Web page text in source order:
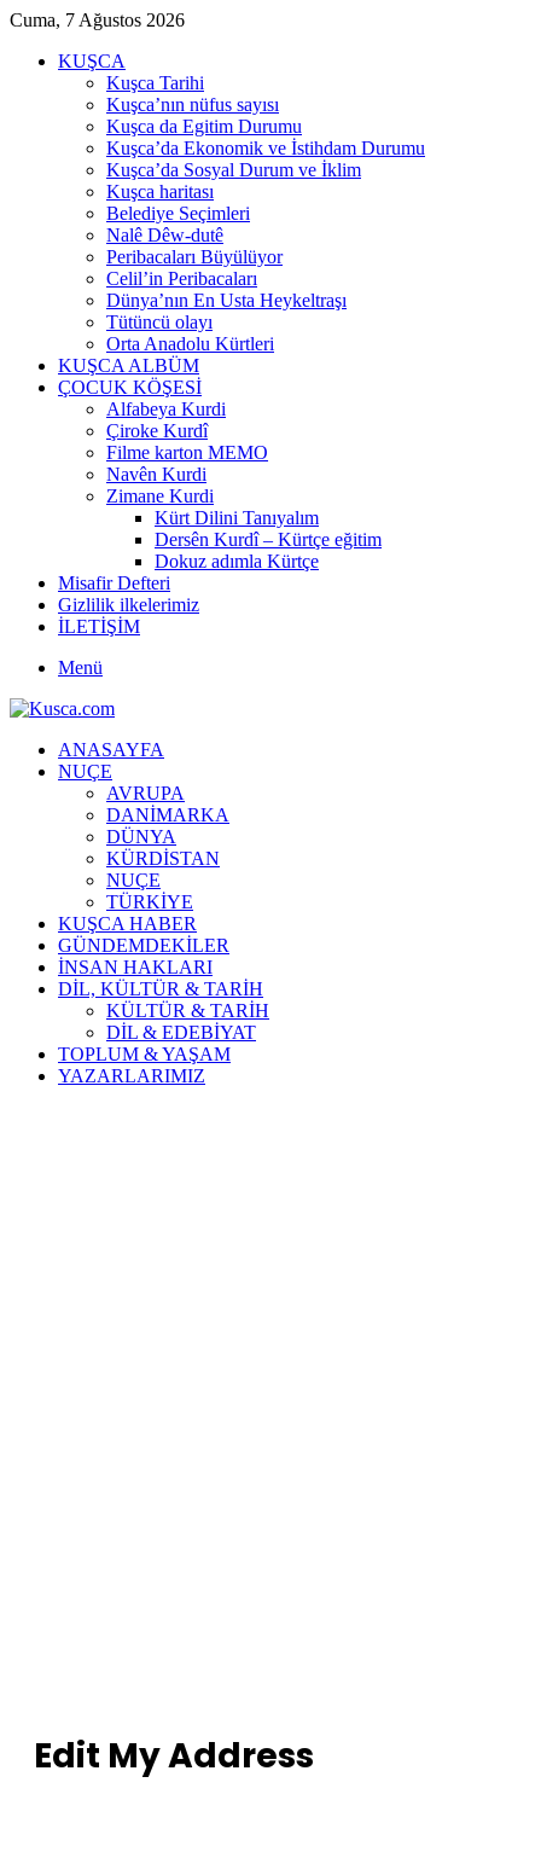
Cuma, 7 Ağustos 2026
KUŞCA
Kuşca Tarihi
Kuşca’nın nüfus sayısı
Kuşca da Egitim Durumu
Kuşca’da Ekonomik ve İstihdam Durumu
Kuşca’da Sosyal Durum ve İklim
Kuşca haritası
Belediye Seçimleri
Nalê Dêw-dutê
Peribacaları Büyülüyor
Celil’in Peribacaları
Dünya’nın En Usta Heykeltraşı
Tütüncü olayı
Orta Anadolu Kürtleri
KUŞCA ALBÜM
ÇOCUK KÖŞESİ
Alfabeya Kurdi
Çiroke Kurdî
Filme karton MEMO
Navên Kurdi
Zimane Kurdi
Kürt Dilini Tanıyalım
Dersên Kurdî – Kürtçe eğitim
Dokuz adımla Kürtçe
Misafir Defteri
Gizlilik ilkelerimiz
İLETİŞİM
Menü
ANASAYFA
NUÇE
AVRUPA
DANİMARKA
DÜNYA
KÜRDİSTAN
NUÇE
TÜRKİYE
KUŞCA HABER
GÜNDEMDEKİLER
İNSAN HAKLARI
DİL, KÜLTÜR & TARİH
KÜLTÜR & TARİH
DİL & EDEBİYAT
TOPLUM & YAŞAM
YAZARLARIMIZ
Edit My Address